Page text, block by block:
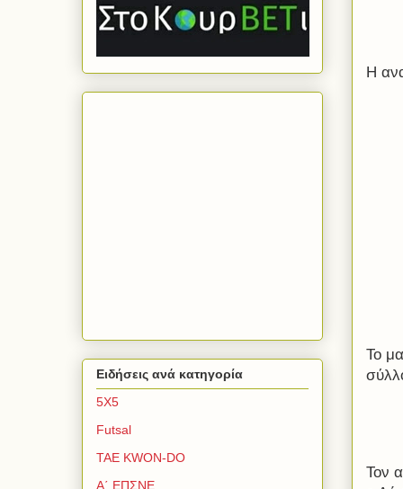
Η
Το
Τον
Ειδήσεις ανά κατηγορία
5Χ5
Futsal
TAE KWON-DO
Α΄ ΕΠΣΝΕ